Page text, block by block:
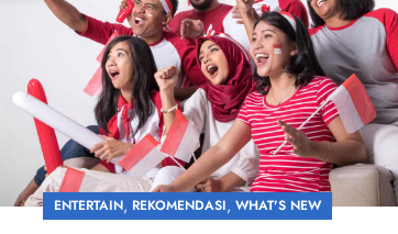
ENTERTAIN, REKOMENDASI, WHAT'S NEW